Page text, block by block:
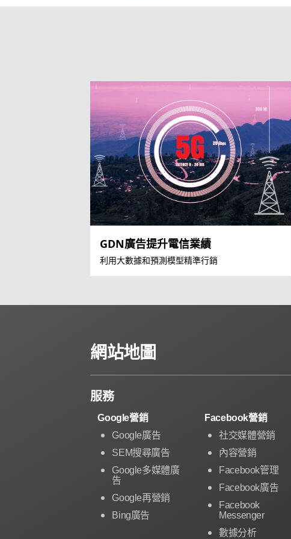
GDN廣告提升電信業績
利用大數據和預測模型精準行銷
網站地圖
服務
Google營銷
Google廣告
SEM搜尋廣告
Google多媒體廣
告
Google再營銷
Bing廣告
Facebook營銷
社交媒體營銷
內容營銷
Facebook管理
Facebook廣告
Facebook
Messenger
數據分析